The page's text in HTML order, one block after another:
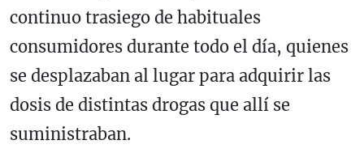
continuo trasiego de habituales
consumidores durante todo el día, quienes
se desplazaban al lugar para adquirir las
dosis de distintas drogas que allí se
suministraban.